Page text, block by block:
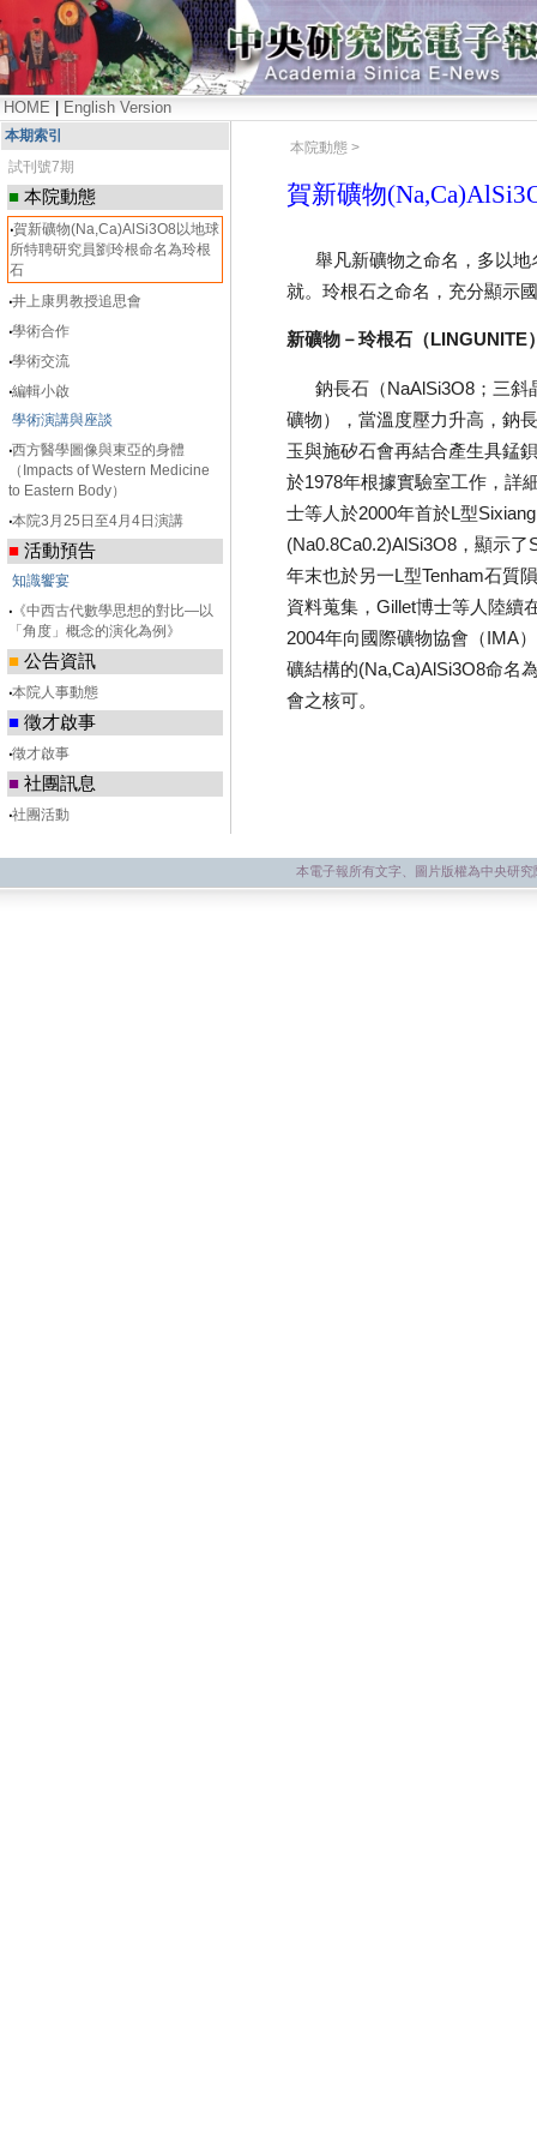
HOME English Version
本期索引
試刊號7期
■ 本院動態
‧賀新礦物(Na,Ca)AlSi3O8以地球
所特聘研究員劉玲根命名為玲根
石
‧井上康男教授追思會
‧學術合作
‧學術交流
‧編輯小啟
學術演講與座談
‧西方醫學圖像與東亞的身體
（Impacts of Western Medicine
to Eastern Body）
‧本院3月25日至4月4日演講
■ 活動預告
知識饗宴
‧ 《中西古代數學思想的對比—以
「角度」概念的演化為例》
■ 公告資訊
‧本院人事動態
■ 徵才啟事
‧徵才啟事
■ 社團訊息
‧社團活動
本院動態 >
賀新礦物
舉凡新礦物之命名，多以地
就。玲根石之命名，充分顯示
新礦物－玲根石（LINGUNITE
鈉長石（NaAlSi3O8；三斜
礦物），當溫度壓力升高，鈉
玉與施矽石會再結合產生具錳
於1978年根據實驗室工作，詳
士等人於2000年首於L型
(Na0.8Ca0.2)AlSi3O8，顯示
年末也於另一L型Tenham石質
資料蒐集，Gillet博士等人陸續
2004年向國際礦物協會（IMA
礦結構的(Na,Ca)AlSi3O8命名
會之核可。
本電子報所有文字、圖片版權為中央研